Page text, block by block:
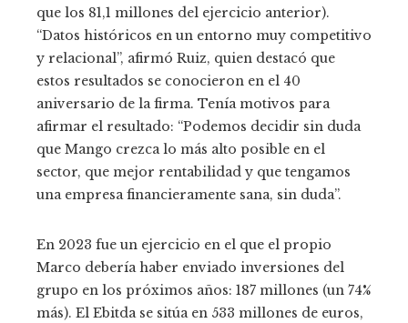
que los 81,1 millones del ejercicio anterior).
“Datos históricos en un entorno muy competitivo
y relacional”, afirmó Ruiz, quien destacó que
estos resultados se conocieron en el 40
aniversario de la firma. Tenía motivos para
afirmar el resultado: “Podemos decidir sin duda
que Mango crezca lo más alto posible en el
sector, que mejor rentabilidad y que tengamos
una empresa financieramente sana, sin duda”.
En 2023 fue un ejercicio en el que el propio
Marco debería haber enviado inversiones del
grupo en los próximos años: 187 millones (un 74%
más). El Ebitda se sitúa en 533 millones de euros,